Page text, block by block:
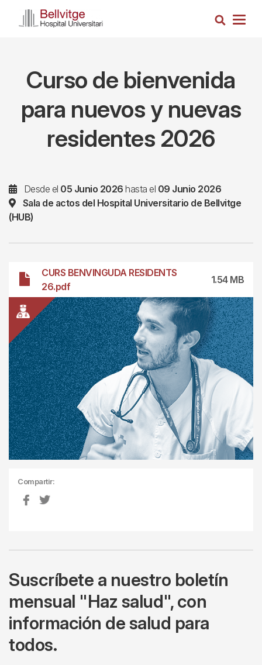
Busca
Curso de bienvenida
para nuevos y nuevas
residentes 2026
Desde el 05 Junio 2026 hasta el 09 Junio 2026
Sala de actos del Hospital Universitario de Bellvitge
(HUB)
ArchivoCURS BENVINGUDA RESIDENTS
26.pdf
1.54 MB
Compartir:
Suscríbete a nuestro boletín
mensual "Haz salud", con
información de salud para
todos.